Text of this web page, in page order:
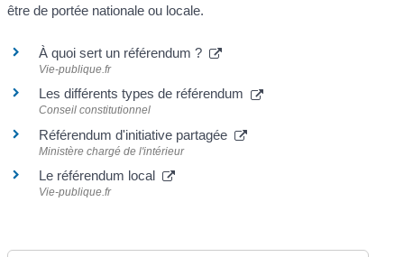
être de portée nationale ou locale.
À quoi sert un référendum ?
Vie-publique.fr
Les différents types de référendum
Conseil constitutionnel
Référendum d'initiative partagée
Ministère chargé de l'intérieur
Le référendum local
Vie-publique.fr